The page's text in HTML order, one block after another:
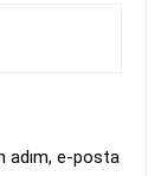
adım, e-posta